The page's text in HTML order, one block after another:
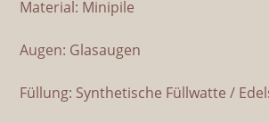
Material: Minipile
Augen: Glasaugen
Füllung: Synthetische Füllwatte /